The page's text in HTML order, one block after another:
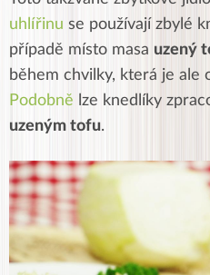
uhlířinu se používají zbylé
případě místo masa uzený
během chvilky, která je ale
Podobně lze knedlíky
uzeným tofu.